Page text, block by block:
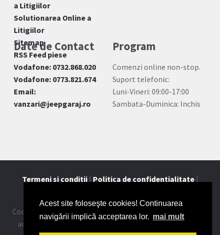
Acest site foloseşte cookies! Continuarea
navigării implică acceptarea lor. mai mult
a Litigiilor
Solutionarea Online a
Litigiilor
Sitemap
RSS Feed piese
Date de Contact
Vodafone: 0732.868.020
Vodafone: 0773.821.674
Email:
vanzari@jeepgaraj.ro
Program
Comenzi online non-stop.
Suport telefonic:
Luni-Vineri: 09:00-17:00
Sambata-Duminica: Inchis
Termeni si conditii| Politica de confidentialitate|
Cookie-urile ne ajuta sa oferim serviciile noastre. Utilizand
aceste servicii, acceptati modul in care utilizam cookie-